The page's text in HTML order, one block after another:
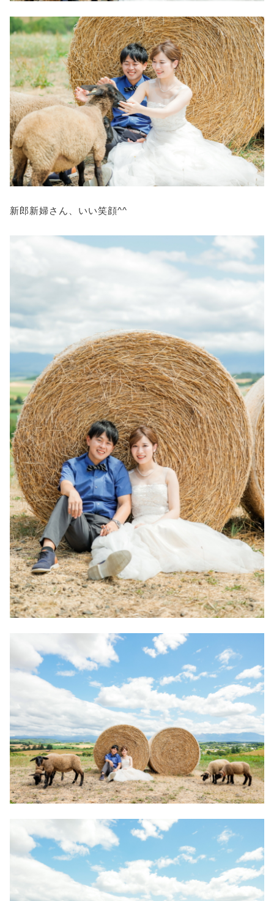
新郎新婦さん、いい笑顔^^